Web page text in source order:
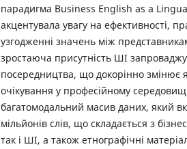
парадигма Business English as a
акцентувала увагу на ефективності,
узгодженні значень між
зростаюча присутність ШІ
посередництва, що докорінно змінює
очікування у професійному
багатомодальний масив даних, який
мільйонів слів, що складається з
так і ШІ, а також етнографічні